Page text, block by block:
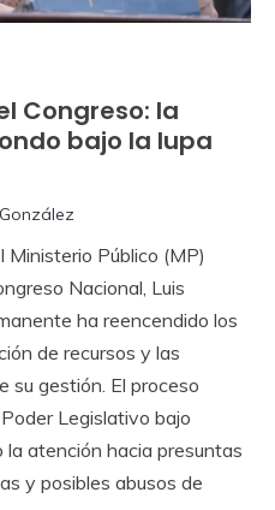
Congreso: la
bajo la lupa
Público (MP)
Nacional, Luis
ha reencendido los
de recursos y las
su gestión. El proceso
Legislativo bajo
atención hacia presuntas
y posibles abusos de